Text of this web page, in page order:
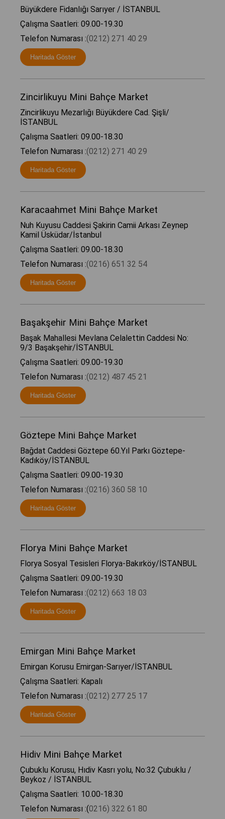
Büyükdere Fidanlığı Sarıyer / İSTANBUL
Çalışma Saatleri: 09.00-19.30
Telefon Numarası :(0212) 271 40 29
Haritada Göster
Zincirlikuyu Mini Bahçe Market
Zincirlikuyu Mezarlığı Büyükdere Cad. Şişli/
İSTANBUL
Çalışma Saatleri: 09.00-18.30
Telefon Numarası :(0212) 271 40 29
Haritada Göster
Karacaahmet Mini Bahçe Market
Nuh Kuyusu Caddesi Şakirin Camii Arkası Zeynep
Kamil Üsküdar/İstanbul
Çalışma Saatleri: 09.00-18.30
Telefon Numarası :(0216) 651 32 54
Haritada Göster
Başakşehir Mini Bahçe Market
Başak Mahallesi Mevlana Celalettin Caddesi No:
9/3 Başakşehir/İSTANBUL
Çalışma Saatleri: 09.00-19.30
Telefon Numarası :(0212) 487 45 21
Haritada Göster
Göztepe Mini Bahçe Market
Bağdat Caddesi Göztepe 60.Yıl Parkı Göztepe-
Kadıköy/İSTANBUL
Çalışma Saatleri: 09.00-19.30
Telefon Numarası :(0216) 360 58 10
Haritada Göster
Florya Mini Bahçe Market
Florya Sosyal Tesisleri Florya-Bakırköy/İSTANBUL
Çalışma Saatleri: 09.00-19.30
Telefon Numarası :(0212) 663 18 03
Haritada Göster
Emirgan Mini Bahçe Market
Emirgan Korusu Emirgan-Sarıyer/İSTANBUL
Çalışma Saatleri: Kapalı
Telefon Numarası :(0212) 277 25 17
Haritada Göster
Hidiv Mini Bahçe Market
Çubuklu Korusu, Hıdiv Kasrı yolu, No:32 Çubuklu /
Beykoz / İSTANBUL
Çalışma Saatleri: 10.00-18.30
Telefon Numarası :(0216) 322 61 80